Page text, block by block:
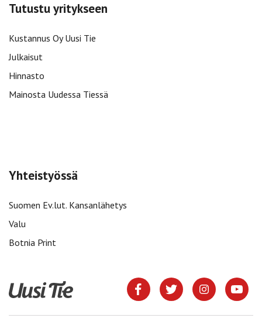
Tutustu yritykseen
Kustannus Oy Uusi Tie
Julkaisut
Hinnasto
Mainosta Uudessa Tiessä
Yhteistyössä
Suomen Ev.lut. Kansanlähetys
Valu
Botnia Print